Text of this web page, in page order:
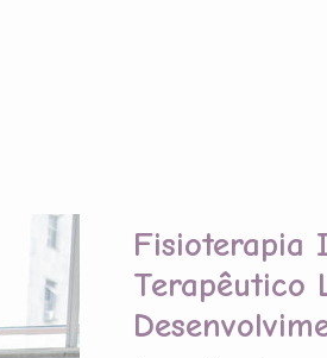
Fisioterapia
Terapêutico